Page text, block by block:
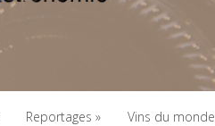
Reportages Vins du monde